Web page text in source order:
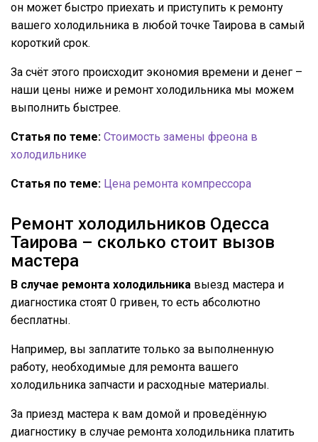
он может быстро приехать и приступить к ремонту
вашего холодильника в любой точке Таирова в самый
короткий срок.
За счёт этого происходит экономия времени и денег –
наши цены ниже и ремонт холодильника мы можем
выполнить быстрее.
Статья по теме: Стоимость замены фреона в
холодильнике
Статья по теме: Цена ремонта компрессора
Ремонт холодильников Одесса
Таирова – сколько стоит вызов
мастера
В случае ремонта холодильника выезд мастера и
диагностика стоят 0 гривен, то есть абсолютно
бесплатны.
Например, вы заплатите только за выполненную
работу, необходимые для ремонта вашего
холодильника запчасти и расходные материалы.
За приезд мастера к вам домой и проведённую
диагностику в случае ремонта холодильника платить